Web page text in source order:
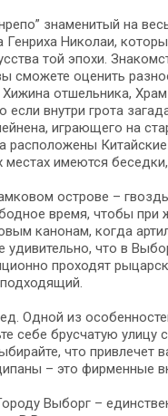
знаменитый на
Николаи,
той эпохи.
сможете оценить
отшельника,
если внутри грота
играющего на
расположены
местах имеются
острове –
время, чтобы
канонам, когда
что в
проходят
Одной из
себе брусчатую
что
– это фирменные
Выборг –